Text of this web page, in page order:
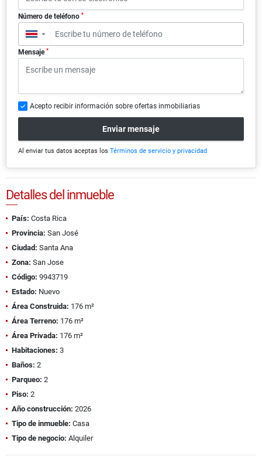
Número de teléfono *
▼
Mensaje *
Acepto recibir información sobre ofertas inmobiliarias
Enviar mensaje
Al enviar tus datos aceptas los Términos de servicio y privacidad
Detalles del inmueble
País: Costa Rica
Provincia: San José
Ciudad: Santa Ana
Zona: San Jose
Código: 9943719
Estado: Nuevo
Área Construida: 176 m²
Área Terreno: 176 m²
Área Privada: 176 m²
Habitaciones: 3
Baños: 2
Parqueo: 2
Piso: 2
Año construcción: 2026
Tipo de inmueble: Casa
Tipo de negocio: Alquiler